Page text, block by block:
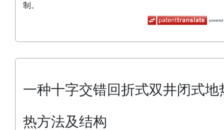
制。
一种十字交错回折式双井闭式地
热方法及结构